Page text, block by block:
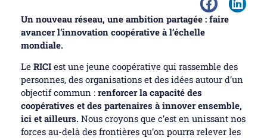
Un nouveau réseau, une ambition partagée : faire
avancer l’innovation coopérative à l’échelle
mondiale.
Le RICI est une jeune coopérative qui rassemble des
personnes, des organisations et des idées autour d’un
objectif commun : renforcer la capacité des
coopératives et des partenaires à innover ensemble,
ici et ailleurs. Nous croyons que c’est en unissant nos
forces au-delà des frontières qu’on pourra relever les